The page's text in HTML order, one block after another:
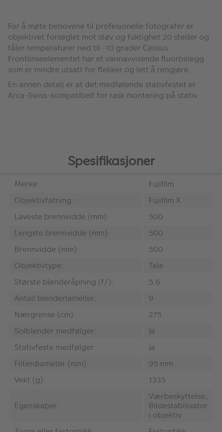
For å møte behovene til profesjonelle fotografer er
objektivet forseglet mot støv og fuktighet 20 steder og
tåler temperaturer ned til -10 grader Celsius.
Frontlinseelementet har et vannavvisende fluorbelegg
som er mindre utsatt for flekker og lett å rengjøre.
En annen detalj er at det medfølende stativfestet er
Arca-Swiss-kompatibelt for rask montering på stativ.
Spesifikasjoner
Merke:
Fujifilm
Objektivfatning:
Fujifilm X
Laveste brennvidde (mm):
500
Lengste brennvidde (mm):
500
Brennvidde (mm):
500
Objektivtype:
Tele
Største blenderåpning (f/):
5.6
Antall blenderlameller:
9
Nærgrense (cm):
275
Solblender medfølger:
Ja
Stativfeste medfølger:
Ja
Filterdiameter (mm):
95 mm
Vekt (g):
1335
Egenskaper:
Værbeskyttelse,
Bildestabilisator
i objektiv